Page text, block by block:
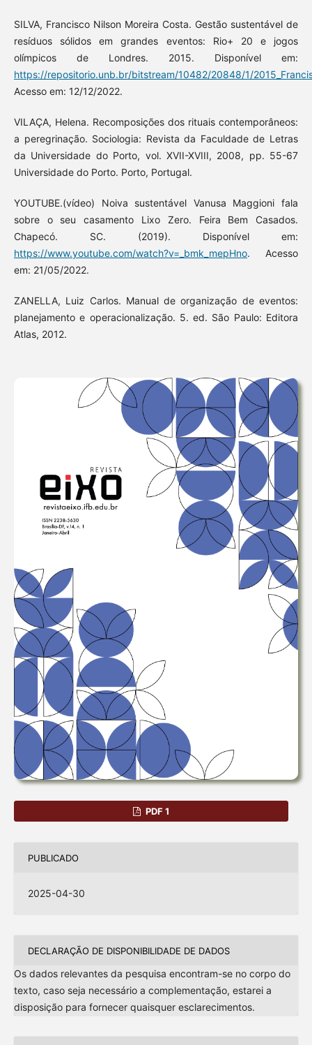
SILVA, Francisco Nilson Moreira Costa. Gestão sustentável de
resíduos sólidos em grandes eventos: Rio+ 20 e jogos
olímpicos de Londres. 2015. Disponível em:
https://repositorio.unb.br/bitstream/10482/20848/1/
Acesso em: 12/12/2022.
VILAÇA, Helena. Recomposições dos rituais contemporâneos:
a peregrinação. Sociologia: Revista da Faculdade de Letras
da Universidade do Porto, vol. XVII-XVIII, 2008, pp. 55-67
Universidade do Porto. Porto, Portugal.
YOUTUBE.(vídeo) Noiva sustentável Vanusa Maggioni fala
sobre o seu casamento Lixo Zero. Feira Bem Casados.
Chapecó. SC. (2019). Disponível em:
https://www.youtube.com/watch?v=_bmk_mepHno. Acesso
em: 21/05/2022.
ZANELLA, Luiz Carlos. Manual de organização de eventos:
planejamento e operacionalização. 5. ed. São Paulo: Editora
Atlas, 2012.
PDF 1
PUBLICADO
2025-04-30
DECLARAÇÃO DE DISPONIBILIDADE DE DADOS
Os dados relevantes da pesquisa encontram-se no corpo do
texto, caso seja necessário a complementação, estarei a
disposição para fornecer quaisquer esclarecimentos.